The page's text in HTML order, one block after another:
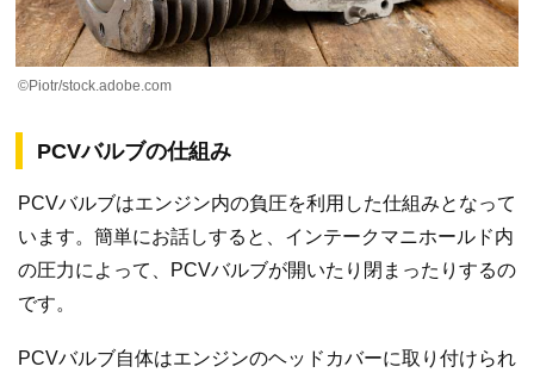
©Piotr/stock.adobe.com
PCVバルブの仕組み
PCVバルブはエンジン内の負圧を利用した仕組みとなって
います。簡単にお話しすると、インテークマニホールド内
の圧力によって、PCVバルブが開いたり閉まったりするの
です。
PCVバルブ自体はエンジンのヘッドカバーに取り付けられ